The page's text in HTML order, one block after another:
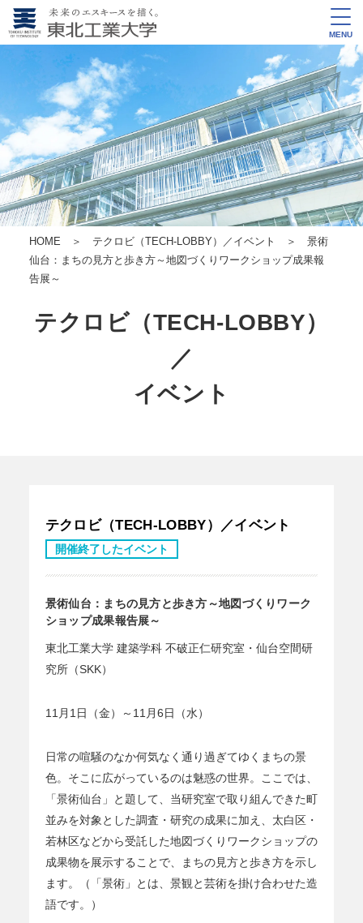
MENU
HOME ＞ テクロビ（TECH-LOBBY）／イベント
＞ 景術
仙台：まちの見方と歩き方～地図づくりワークショップ成果報
告展～
テクロビ（TECH-LOBBY）
／
イベント
テクロビ（TECH-LOBBY）／イベント
開催終了したイベント
景術仙台：まちの見方と歩き方～地図づくりワーク
ショップ成果報告展～
東北工業大学 建築学科 不破正仁研究室・仙台空間研
究所（SKK）
11月1日（金）～11月6日（水）
日常の喧騒のなか何気なく通り過ぎてゆくまちの景
色。そこに広がっているのは魅惑の世界。ここでは、
「景術仙台」と題して、当研究室で取り組んできた町
並みを対象とした調査・研究の成果に加え、太白区・
若林区などから受託した地図づくりワークショップの
成果物を展示することで、まちの見方と歩き方を示し
ます。（「景術」とは、景観と芸術を掛け合わせた造
語です。）